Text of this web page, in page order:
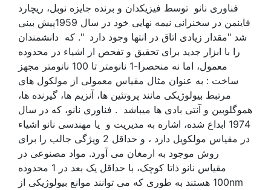
فناوری نانو توسط فیزیکدان و برنده جایزه نوبل، ریچارد
فاینمن در سخنرانی نیمه نهایی خود در سال 1959پیش بینی
شد "مقدار زیادی اتاق در انتها وجود دارد ". که دانشمندان
را با ابزار جدید برای تحقیق و تفحص از اشیاء در محدوده
معمول، اما نه منحصرا-1 نانومتر تا 100 نانومتر مجهز
ساخت : به عنوان مثال مقیاس معمولی از مولکول های
مرتبط بیولوژیکی مانند پروتئین ها، آنزیم ها، گیرنده ها،
هموگلوبین و آنتی بادی ها میباشد . فناوری نانو، که در سال
1974 ابداع شده، اشاره به مدیریت و یا مهندسی نانو اشیاء
در مقیاس مولکویل دارد ، و حداقل 2 ویژگی جالب را برای
روش موجود به ارمغان می آورد. مواد مصنوعی در
مقیاس نانو ذاتا کوچک، با حداقل یک بعد در 1 محدوده
100nm هستند به طوری که می توانند موانع بیولوژیکی از